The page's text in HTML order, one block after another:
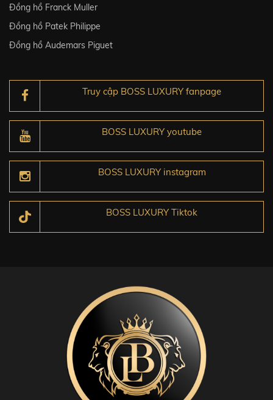
Đồng hồ Franck Muller
Đồng hồ Patek Philippe
Đồng hồ Audemars Piguet
Truy cập BOSS LUXURY fanpage
BOSS LUXURY youtube
BOSS LUXURY instagram
BOSS LUXURY Tiktok